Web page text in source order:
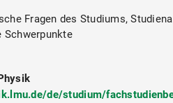
Fragen des Studiums,
Schwerpunkte
de/studium/